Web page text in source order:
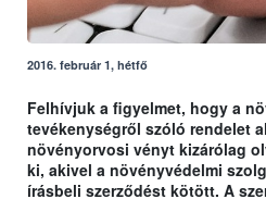
2016. február 1, hétfő
Felhívjuk a figyelmet, hogy a
tevékenységről szóló rendelet
növényorvosi vényt kizárólag
ki, akivel a növényvédelmi
írásbeli szerződést kötött. A